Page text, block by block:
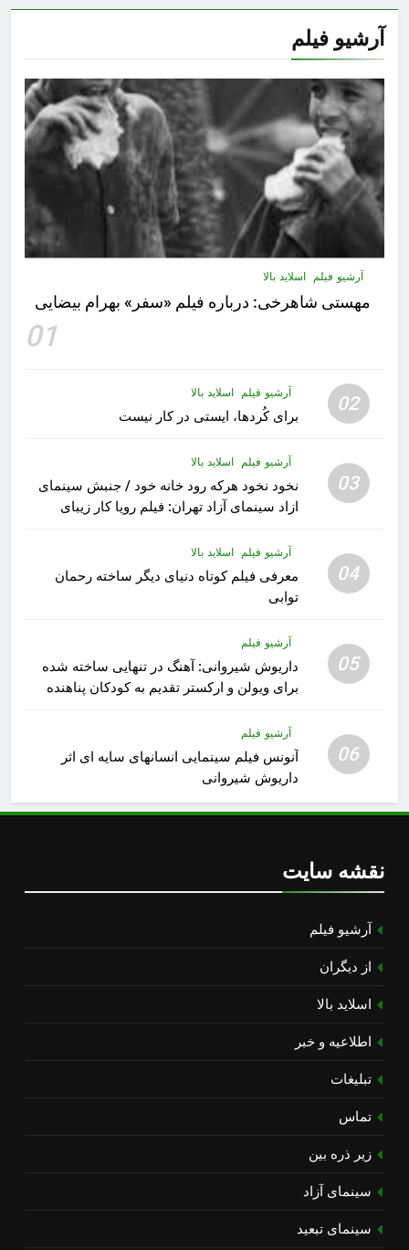
آرشیو فیلم
آرشیو فیلم اسلاید بالا
مهستى شاهرخى:‌ درباره فيلم «سفر» بهرام بیضایی
01
02 آرشیو فیلم اسلاید بالا
برای کُردها، ایستی در کار نیست
03
آرشیو فیلم اسلاید بالا
نخود نخود هرکه رود خانه خود / جنبش سینمای
ازاد سینمای آزاد تهران: فیلم رویا کار زیبای
04
آرشیو فیلم اسلاید بالا
معرفی فیلم کوتاه دنیای دیگر ساخته رحمان
توابی
05
آرشیو فیلم
داریوش شیروانی: آهنگ در تنهایی ساخته شده
برای ویولن و ارکستر تقدیم به کودکان پناهنده
06
آرشیو فیلم
آنونس فیلم سینمایی انسانهای سایه ای اثر
داریوش شیروانی
نقشه سایت
آرشیو فیلم
از دیگران
اسلاید بالا
اطلاعیه و خبر
تبلیغات
تماس
زیر ذره بین
سینمای آزاد
سینمای تبعید